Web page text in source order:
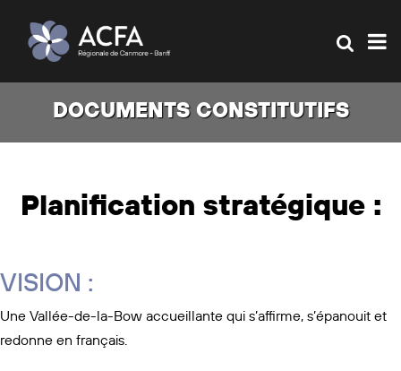
DOCUMENTS CONSTITUTIFS
Planification stratégique :
VISION :
Une Vallée-de-la-Bow accueillante qui s’affirme, s’épanouit et
redonne en français.